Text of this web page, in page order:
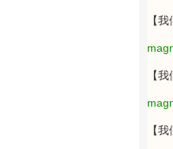
【
【
【